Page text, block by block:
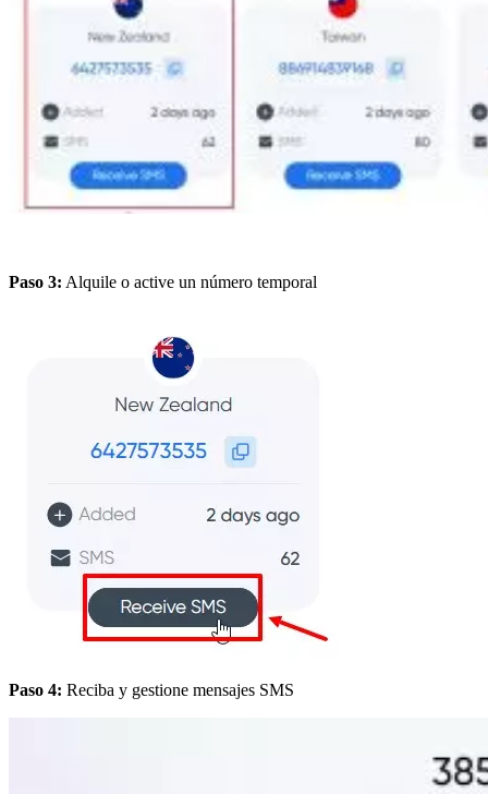
Paso 3: Alquile o active un número temporal
Paso 4: Reciba y gestione mensajes SMS